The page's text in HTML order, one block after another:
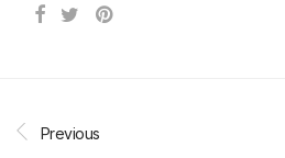
Previous